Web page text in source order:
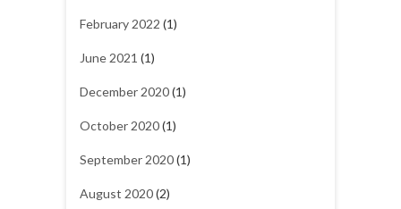
February 2022 (1)
June 2021 (1)
December 2020(1)
October 2020(1)
September 2020(1)
August 2020(2)